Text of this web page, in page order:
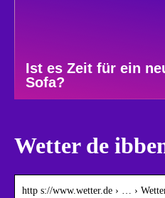
Ist es Zeit für ein
Sofa?
Wetter de
http s://www.wetter.de › … ›